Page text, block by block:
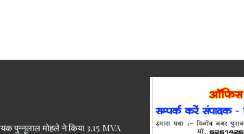
पुन्नूलाल मोहले ने किया 3.15 MVA